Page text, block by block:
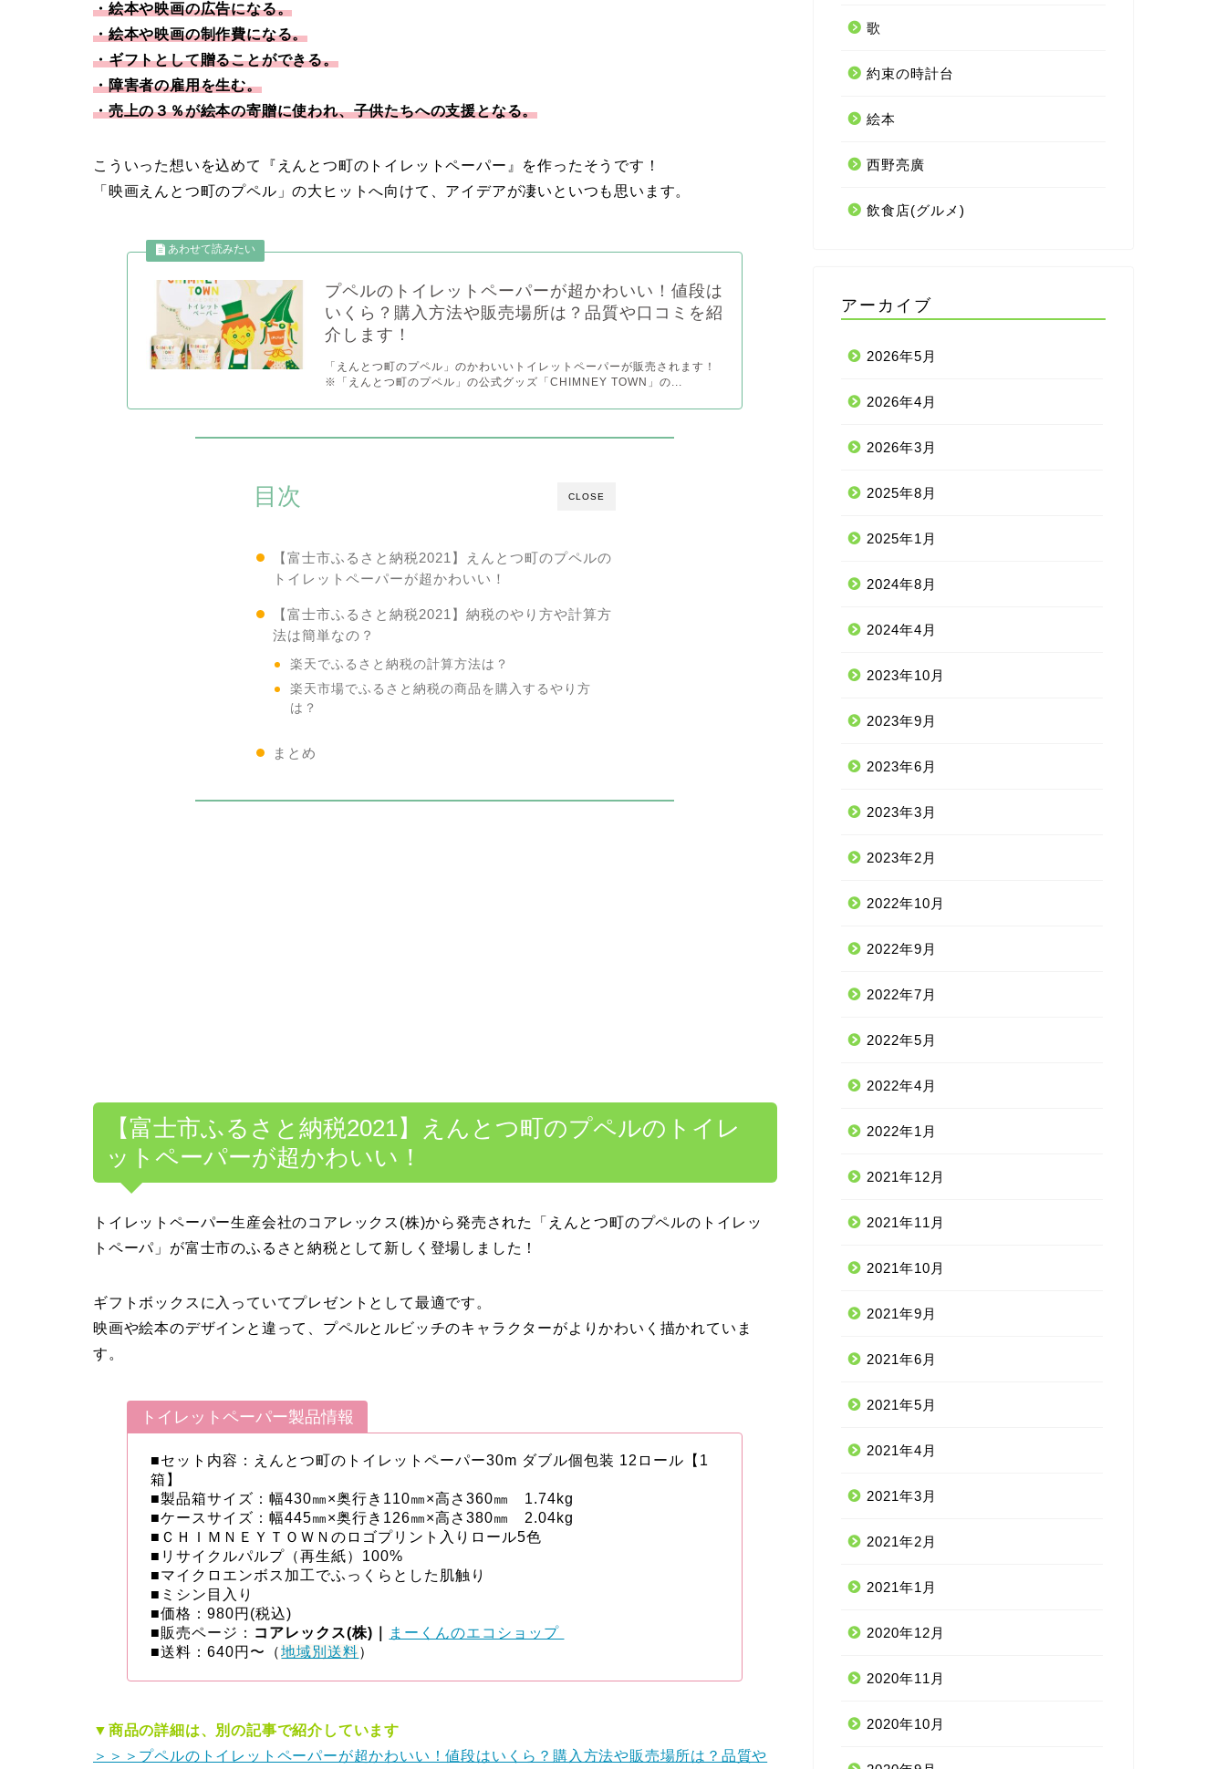
・絵本や映画の広告になる。
・絵本や映画の制作費になる。
・ギフトとして贈ることができる。
・障害者の雇用を生む。
・売上の３％が絵本の寄贈に使われ、子供たちへの支援となる。
こういった想いを込めて『えんとつ町のトイレットペーパー』を作ったそうです！
「映画えんとつ町のプペル」の大ヒットへ向けて、アイデアが凄いといつも思います。
プペルのトイレットペーパーが超かわいい！値段は
いくら？購入方法や販売場所は？品質や口コミを紹
介します！
「えんとつ町のプペル」のかわいいトイレットペーパーが販売されます！
※「えんとつ町のプペル」の公式グッズ「CHIMNEY TOWN」の...
CLOSE
目次
【富士市ふるさと納税2021】えんとつ町のプペルの
トイレットペーパーが超かわいい！
【富士市ふるさと納税2021】納税のやり方や計算方
法は簡単なの？
楽天でふるさと納税の計算方法は？
楽天市場でふるさと納税の商品を購入するやり方
は？
まとめ
【富士市ふるさと納税2021】えんとつ町のプペルのトイレ
ットペーパーが超かわいい！
トイレットペーパー生産会社のコアレックス(株)から発売された「えんとつ町のプペルのトイレッ
トペーパ」が富士市のふるさと納税として新しく登場しました！
ギフトボックスに入っていてプレゼントとして最適です。
映画や絵本のデザインと違って、プペルとルビッチのキャラクターがよりかわいく描かれていま
す。
トイレットペーパー製品情報
■セット内容：えんとつ町のトイレットペーパー30m ダブル個包装 12ロール【1
箱】
■製品箱サイズ：幅430㎜×奥行き110㎜×高さ360㎜ 1.74kg
■ケースサイズ：幅445㎜×奥行き126㎜×高さ380㎜ 2.04kg
■ＣＨＩＭＮＥＹＴＯＷＮのロゴプリント入りロール5色
■リサイクルパルプ（再生紙）100%
■マイクロエンボス加工でふっくらとした肌触り
■ミシン目入り
■価格：980円(税込)
■販売ページ： コアレックス(株)
まーくんのエコショップ
■送料：640円〜（地域別送料）
▼商品の詳細は、別の記事で紹介しています
＞＞＞プペルのトイレットペーパーが超かわいい！値段はいくら？購入方法や販売場所は？品質や
歌
約束の時計台
絵本
西野亮廣
飲食店(グルメ)
アーカイブ
2026年5月
2026年4月
2026年3月
2025年8月
2025年1月
2024年8月
2024年4月
2023年10月
2023年9月
2023年6月
2023年3月
2023年2月
2022年10月
2022年9月
2022年7月
2022年5月
2022年4月
2022年1月
2021年12月
2021年11月
2021年10月
2021年9月
2021年6月
2021年5月
2021年4月
2021年3月
2021年2月
2021年1月
2020年12月
2020年11月
2020年10月